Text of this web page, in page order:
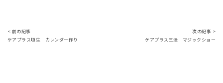
< 前の記事
ケアプラス垣生 カレンダー作り
次の記事 >
ケアプラス三津 マジックショー